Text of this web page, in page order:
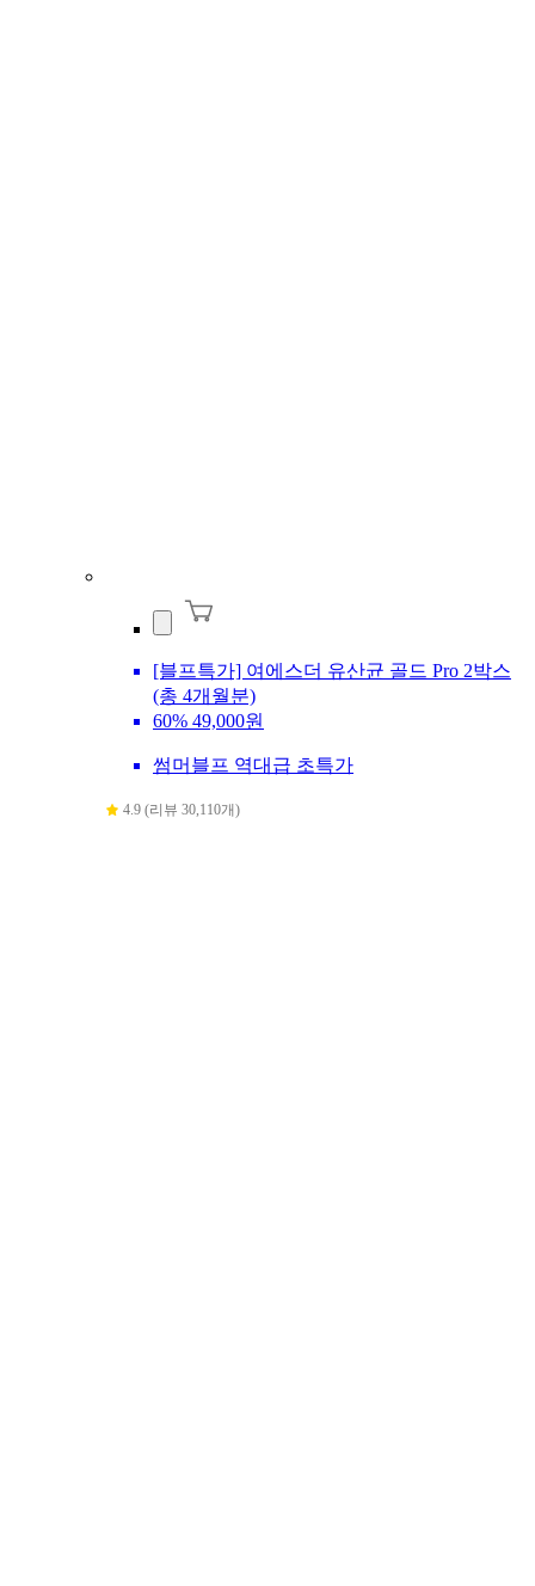
[블프특가] 여에스더 유산균 골드 Pro 2박스
(총 4개월분)
60% 49,000원
썸머블프 역대급 초특가
4.9 (리뷰 30,110개)